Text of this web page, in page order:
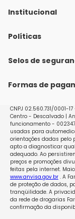
Institucional
Quem Somos
Nossas lojas
Políticas
Política de Envio
Políticas de Trocas
Selos de
Formas de
CNPJ 02.560.731/0001-
Centro - Descalvado |
funcionamento -
usadas para
orientações dadas pelo
apto a diagnosticar
adequado. Ao
preços e promoções
feitas pela internet.
www.anvisa.gov.br. A
de proteção de dados,
tranqüilidade. A
da rede de drogarias
confirmação da